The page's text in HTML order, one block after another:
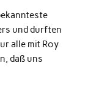
und durften
alle mit Roy
daß uns